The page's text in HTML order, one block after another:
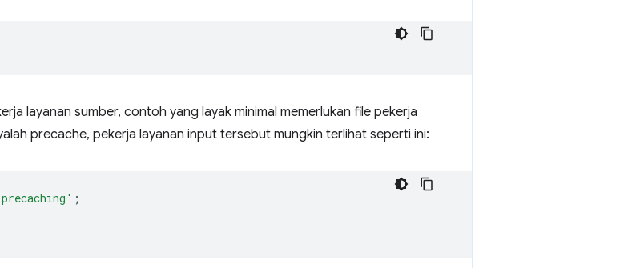
layanan sumber, contoh yang layak minimal memerlukan file pekerja
precache, pekerja layanan input tersebut mungkin terlihat seperti ini:
;